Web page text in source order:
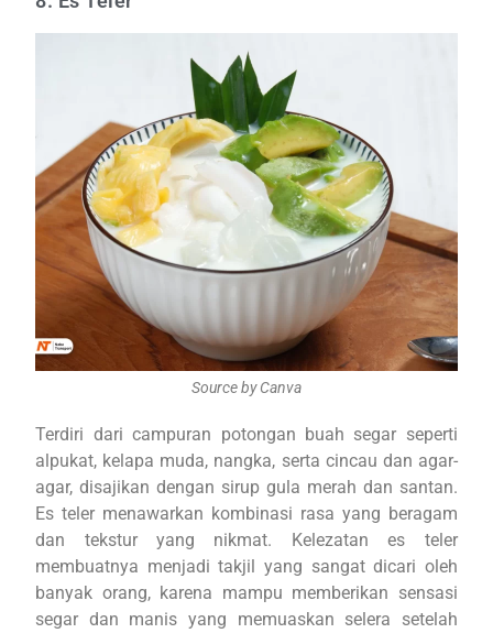
Source by Canva
Terdiri dari campuran potongan buah segar seperti
alpukat, kelapa muda, nangka, serta cincau dan agar-
agar, disajikan dengan sirup gula merah dan santan.
Es teler menawarkan kombinasi rasa yang beragam
dan tekstur yang nikmat. Kelezatan es teler
membuatnya menjadi takjil yang sangat dicari oleh
banyak orang, karena mampu memberikan sensasi
segar dan manis yang memuaskan selera setelah